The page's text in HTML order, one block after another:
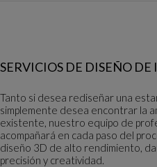
SERVICIOS DE DISEÑO DE
Tanto si desea rediseñar una
simplemente desea encontrar la
existente, nuestro equipo de
acompañará en cada paso del
diseño 3D de alto rendimiento,
precisión y creatividad.